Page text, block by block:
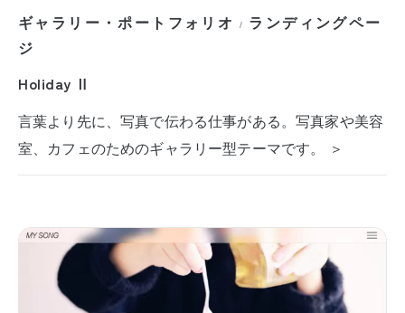
ギャラリー・ポートフォリオ / ランディングペー
ジ
Holiday Ⅱ
言葉より先に、写真で伝わる仕事がある。写真家や美容
室、カフェのためのギャラリー型テーマです。 ＞